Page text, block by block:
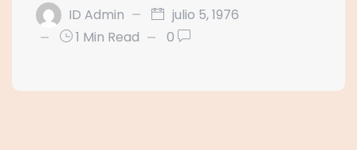
ID Admin
julio 5, 1976
1 Min Read
0